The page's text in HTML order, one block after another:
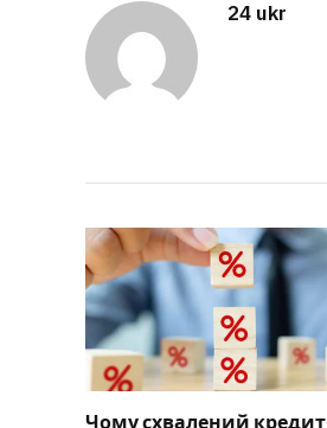
24 ukr
Чому схвалений кредит